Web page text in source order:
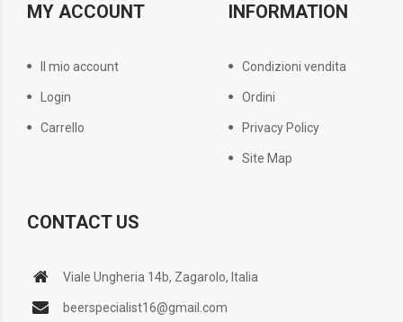
MY ACCOUNT
Il mio account
Login
Carrello
INFORMATION
Condizioni vendita
Ordini
Privacy Policy
Site Map
CONTACT US
Viale Ungheria 14b, Zagarolo, Italia
beerspecialist16@gmail.com